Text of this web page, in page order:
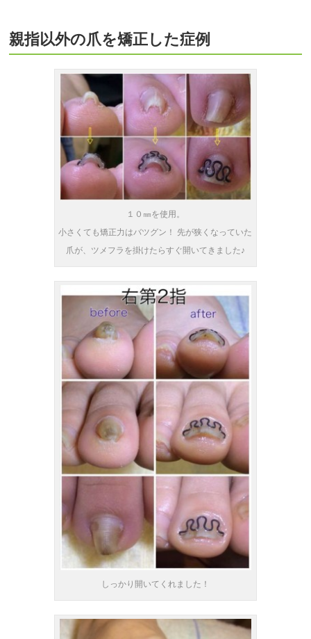
親指以外の爪を矯正した症例
１０㎜を使用。
小さくても矯正力はバツグン！ 先が狭くなっていた
爪が、ツメフラを掛けたらすぐ開いてきました♪
しっかり開いてくれました！